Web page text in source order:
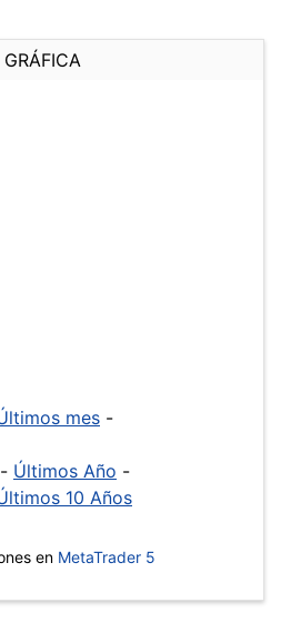
GRÁFICA
mes -
- Últimos Año -
10 Años
en MetaTrader 5